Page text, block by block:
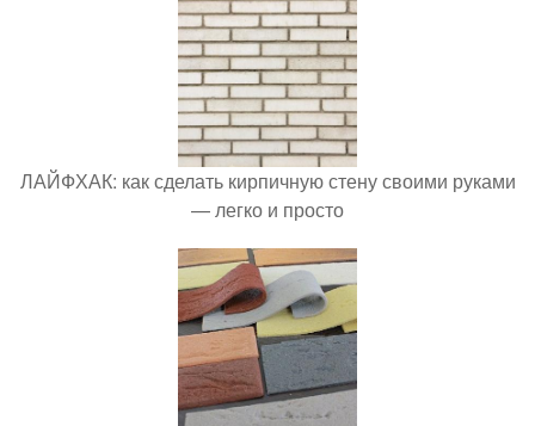
ЛАЙФХАК: как сделать кирпичную стену своими руками
— легко и просто